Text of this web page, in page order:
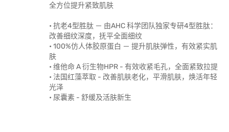
全方位提升紧致肌肤
• 抗老4型胜肽 － 由AHC 科学团队独家专研4型胜肽：
改善细纹深度，抚平全面细纹
• 100%仿人体胶原蛋白 － 提升肌肤弹性，有效紧实肌
肤
• 维他命 A 衍生物HPR - 有效收紧毛孔，全面紧致拉提
• 法国红藻萃取 - 改善肌肤老化，平滑肌肤，焕活年轻
光泽
• 尿囊素 - 舒缓及活肤新生